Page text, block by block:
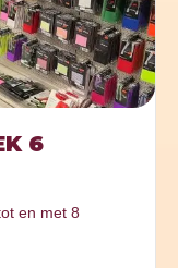
6
en met 8